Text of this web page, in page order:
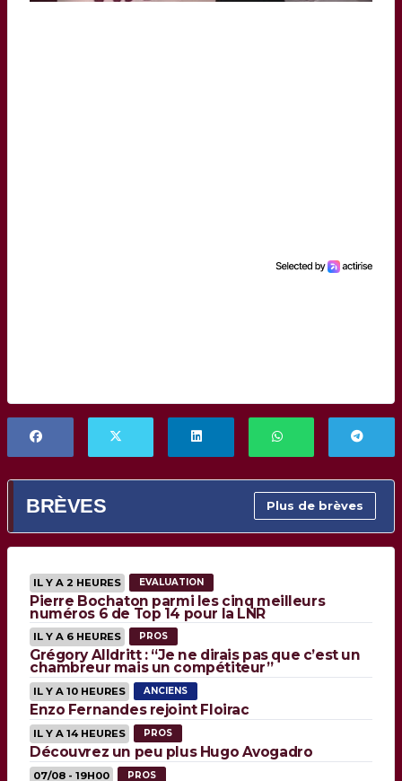
BRÈVES Plus de brèves
IL Y A 2 HEURES EVALUATION
Pierre Bochaton parmi les cinq meilleurs
numéros 6 de Top 14 pour la LNR
IL Y A 6 HEURES PROS
Grégory Alldritt : “Je ne dirais pas que c’est un
chambreur mais un compétiteur”
IL Y A 10 HEURES ANCIENS
Enzo Fernandes rejoint Floirac
IL Y A 14 HEURES PROS
Découvrez un peu plus Hugo Avogadro
07/08 - 19H00 PROS